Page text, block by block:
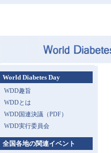
World Diabetes Day
WDD趣旨
WDDとは
WDD国連決議（PDF）
WDD実行委員会
全国各地の関連イベント